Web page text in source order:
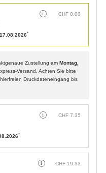
CHF 0.00
*
Zustellung am Montag,
Versand. Achten Sie bitte
Druckdateneingang bis
CHF 7.35
*
CHF 19.33